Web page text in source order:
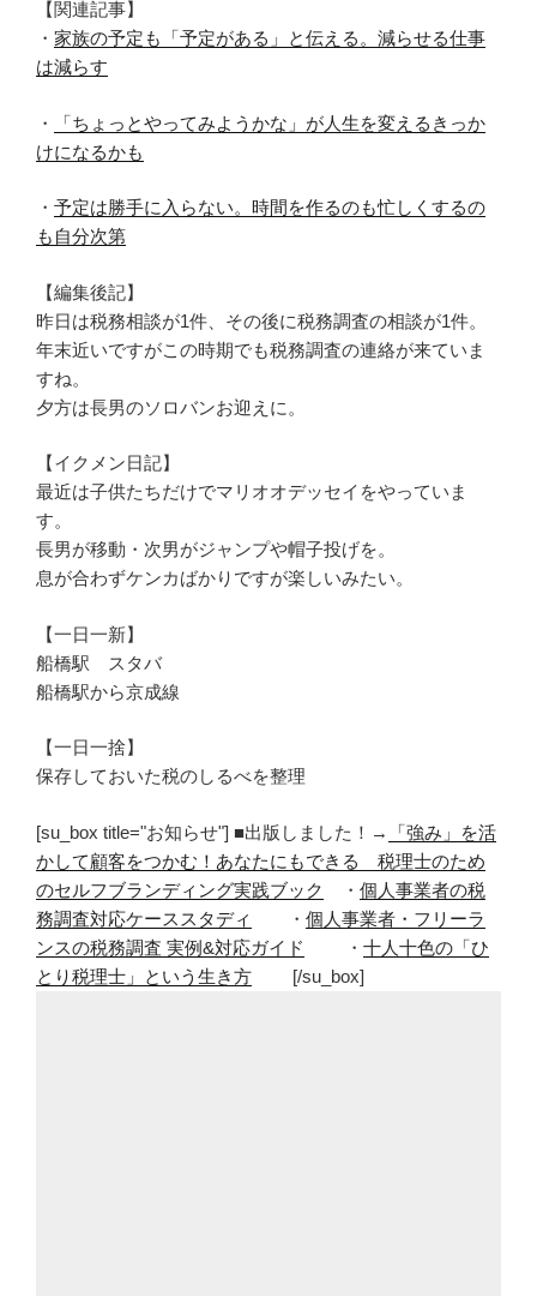
【関連記事】
・ 家族の予定も「予定がある」と伝える。減らせる仕事
は減らす
・
「ちょっとやってみようかな」が人生を変えるきっか
けになるかも
・ 予定は勝手に入らない。時間を作るのも忙しくするの
も自分次第
【編集後記】
昨日は税務相談が1件、その後に税務調査の相談が1件。
年末近いですがこの時期でも税務調査の連絡が来ていま
すね。
夕方は長男のソロバンお迎えに。
【イクメン日記】
最近は子供たちだけでマリオオデッセイをやっていま
す。
長男が移動・次男がジャンプや帽子投げを。
息が合わずケンカばかりですが楽しいみたい。
【一日一新】
船橋駅 スタバ
船橋駅から京成線
【一日一捨】
保存しておいた税のしるべを整理
[su_box title="お知らせ"] ■出版しました！→
「強み」を活
かして顧客をつかむ！あなたにもできる 税理士のため
のセルフブランディング実践ブック
・ 個人事業者の税
務調査対応ケーススタディ
・ 個人事業者・フリーラ
ンスの税務調査 実例&対応ガイド
・ 十人十色の「ひ
とり税理士」という生き方 [/su_box]